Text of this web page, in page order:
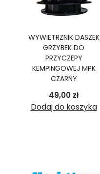
WYWIETRZNIK DASZEK
GRZYBEK DO
PRZYCZEPY
KEMPINGOWEJ MPK
CZARNY
49,00 złCena
Dodaj do koszyka